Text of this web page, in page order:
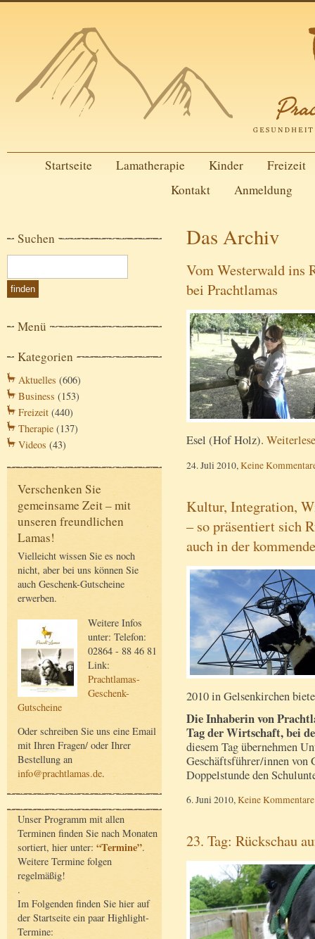
Startseite Lamatherapie Kinder
Freizeit
Kontakt
Anmeldung
Suchen
Menü
Kategorien
Aktuelles (606)
Business (153)
Freizeit (440)
Therapie (137)
Videos (43)
Verschenken Sie
gemeinsame Zeit – mit
unseren freundlichen
Lamas!
Vielleicht wissen Sie es noch
nicht, aber bei uns können Sie
auch Geschenk-Gutscheine
erwerben.
Weitere Infos
unter: Telefon:
02864 - 88 46 81
Link:
Prachtlamas-
Geschenk-
Gutscheine
Oder schreiben Sie uns eine Email
mit Ihren Fragen/ oder Ihrer
Bestellung an
info@prachtlamas.de.
Unser Programm mit allen
Terminen finden Sie nach Monaten
sortiert, hier unter: “Termine”.
Weitere Termine folgen
regelmäßig!
.
Im Folgenden finden Sie hier auf
der Startseite ein paar Highlight-
Termine:
Das Archiv
Vom Westerwald ins
bei Prachtlamas
Esel (Hof Holz).
24. Juli 2010,Keine
Kultur, Integration,
– so präsentiert sich
auch in der
2010 in Gelsenkirchen
Die Inhaberin von
Tag der Wirtschaft, bei
diesem Tag übernehmen
Geschäftsführer/innen von
Doppelstunde den
6. Juni 2010,Keine Kommentare
23. Tag: Rückschau